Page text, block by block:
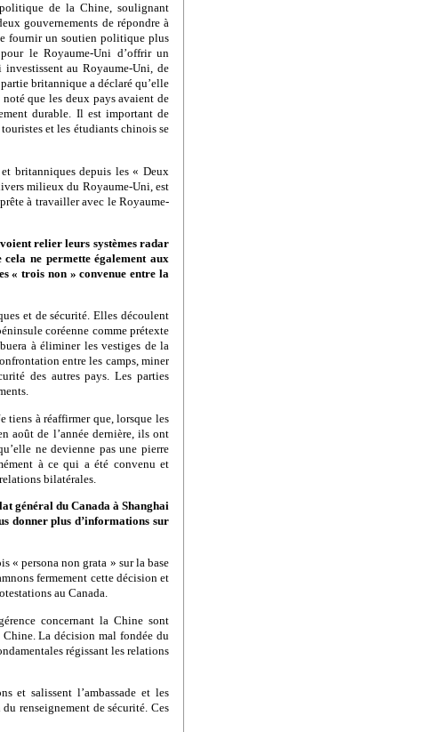
de la Chine, soulignant
gouvernements de répondre à
fournir un soutien politique plus
le Royaume-Uni d’offrir un
au Royaume-Uni, de
britannique a déclaré qu’elle
que les deux pays avaient de
durable. Il est important de
et les étudiants chinois se
britanniques depuis les « Deux
milieux du Royaume-Uni, est
à travailler avec le Royaume-
relier leurs systèmes radar
ne permette également aux
« trois non » convenue entre la
et de sécurité. Elles découlent
coréenne comme prétexte
à éliminer les vestiges de la
entre les camps, miner
des autres pays. Les parties
tiens à réaffirmer que, lorsque les
août de l’année dernière, ils ont
ne devienne pas une pierre
à ce qui a été convenu et
bilatérales.
général du Canada à Shanghai
donner plus d’informations sur
« persona non grata » sur la base
fermement cette décision et
au Canada.
concernant la Chine sont
La décision mal fondée du
régissant les relations
et salissent l’ambassade et les
renseignement de sécurité. Ces